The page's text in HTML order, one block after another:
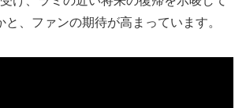
と、ファンの期待が高まっています。